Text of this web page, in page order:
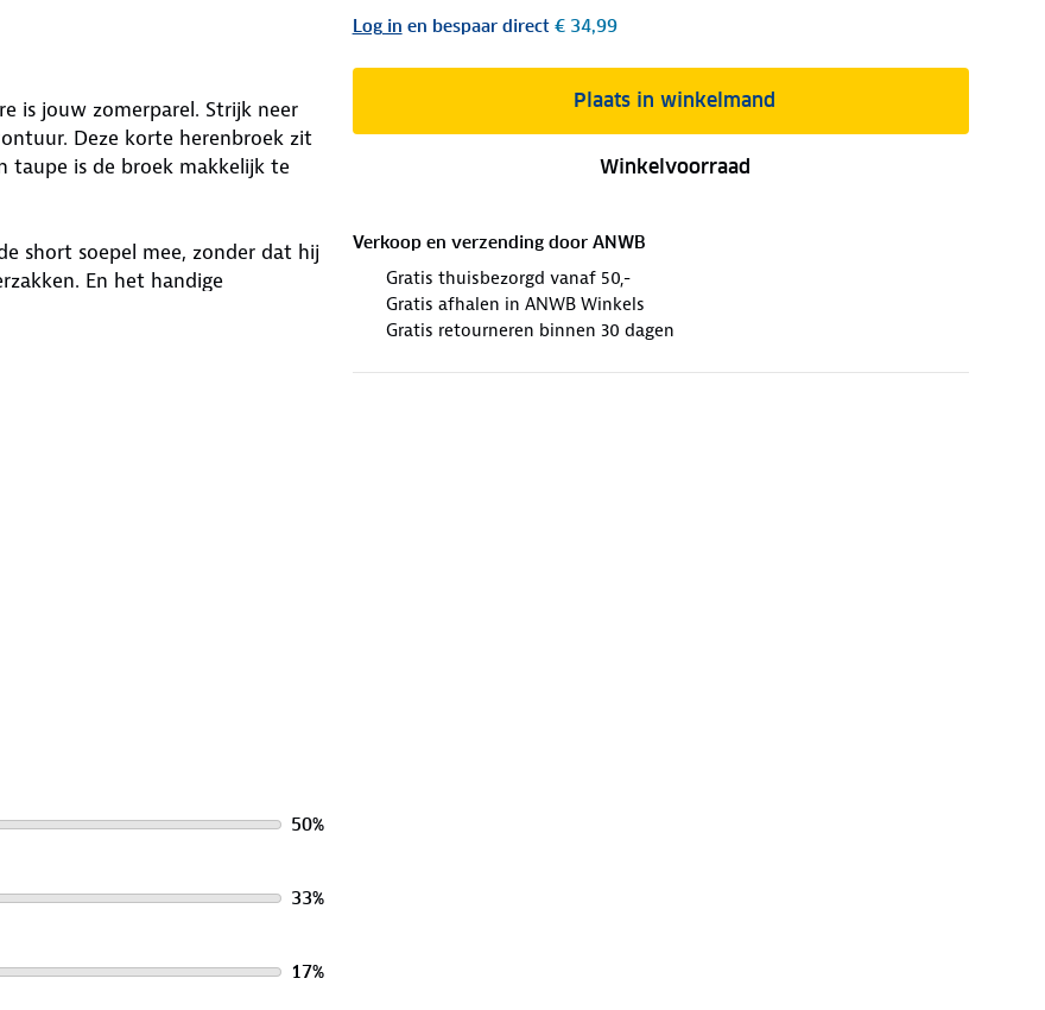
Log in en bespaar direct€ 34,99
Plaats in winkelmand
Winkelvoorraad
Verkoop en verzending door ANWB
Gratis thuisbezorgd vanaf 50,-
Gratis afhalen in ANWB Winkels
Gratis retourneren binnen 30 dagen
is jouw zomerparel. Strijk neer
Deze korte herenbroek zit
taupe is de broek makkelijk te
short soepel mee, zonder dat hij
En het handige
klaar voor!
Wij geven er een nieuwe
50%
33%
17%